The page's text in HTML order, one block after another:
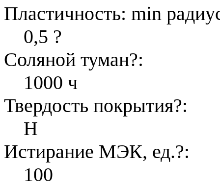
Пластичность: min
0,5 ?
Соляной туман?:
1000 ч
Твердость покрытия?:
H
Истирание МЭК, ед.?:
100